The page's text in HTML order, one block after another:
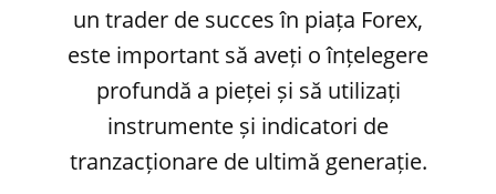
un trader de succes în piața Forex,
este important să aveți o înțelegere
profundă a pieței și să utilizați
instrumente și indicatori de
tranzacționare de ultimă generație.